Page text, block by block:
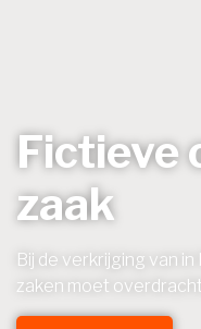
Fictieve
zaak
Bij de verkrijging van
zaken moet